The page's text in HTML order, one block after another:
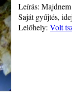
Leírás:
Saját gyűjtés,
Lelőhely: Volt